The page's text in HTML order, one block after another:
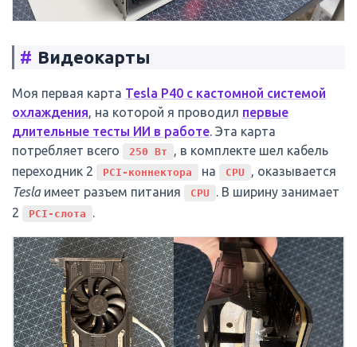
# Видеокарты
Моя первая карта Tesla P40 с кастомной системой
охлаждения, на которой я проводил первые
длительные тесты ИИ в работе. Эта карта
потребляет всего
250 Вт
, в комплекте шел кабель
переходник 2
PCI-коннектора на CPU
, оказывается
Teslaимеет разъем питания CPU
. В ширину занимает
2
PCI-слота .